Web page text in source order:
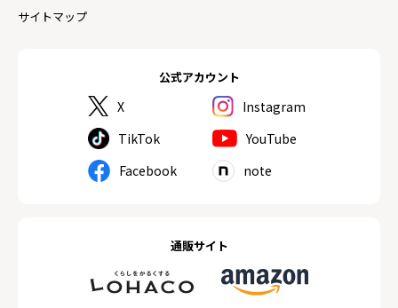
公式アカウント
X
Instagram
TikTok
YouTube
Facebook
note
通販サイト
サイトマップ